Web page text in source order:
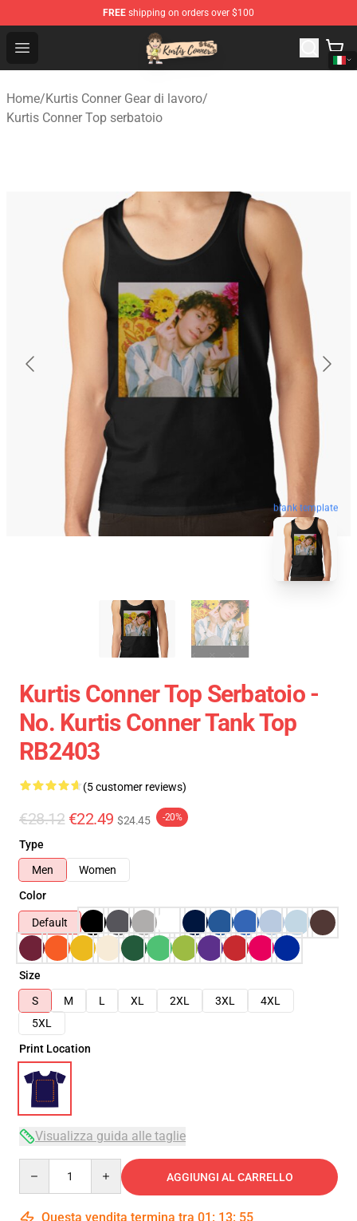
FREE shipping on orders over $100
Open menu
Kurtis Conner Store - Official Kurtis Conner Merchandise
Home/Kurtis Conner Gear di lavoro/
Kurtis Conner Top serbatoio
blank template
Kurtis Conner Top Serbatoio -
No. Kurtis Conner Tank Top
RB2403
(5 customer reviews)
€28.12 €22.49 $24.45 -20%
Type
Men
Women
Color
Default
Size
S
M L XL 2XL 3XL
4XL
5XL
Print Location
Visualizza guida alle taglie
AGGIUNGI AL CARRELLO
Questa vendita termina tra 01 : 13: 54